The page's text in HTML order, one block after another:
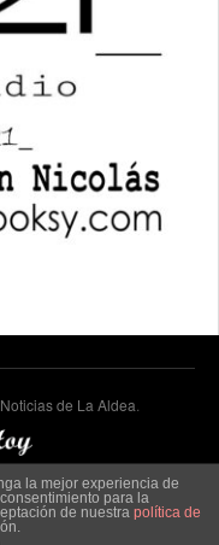
de La Aldea
la mejor experiencia de
para la
de nuestra política de